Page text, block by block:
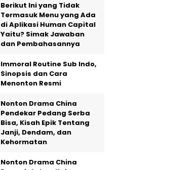
Berikut Ini yang Tidak
Termasuk Menu yang Ada
di Aplikasi Human Capital
Yaitu? Simak Jawaban
dan Pembahasannya
Immoral Routine Sub Indo,
Sinopsis dan Cara
Menonton Resmi
Nonton Drama China
Pendekar Pedang Serba
Bisa, Kisah Epik Tentang
Janji, Dendam, dan
Kehormatan
Nonton Drama China